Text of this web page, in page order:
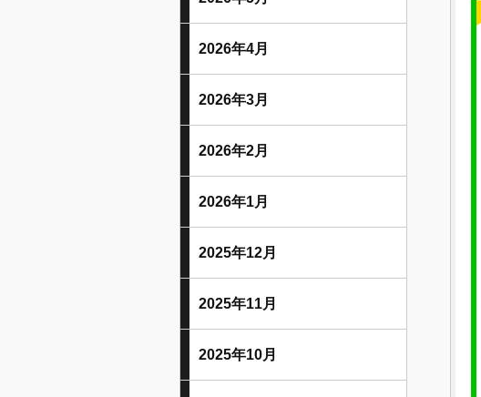
2026年4月
2026年3月
2026年2月
2026年1月
2025年12月
2025年11月
2025年10月